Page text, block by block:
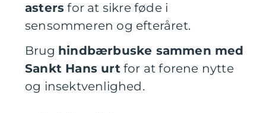
asters for at sikre føde i
sensommeren og efteråret.
Brug hindbærbuske sammen med
Sankt Hans urtfor at forene nytte
og insektvenlighed.